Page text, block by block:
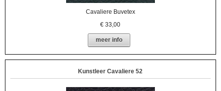
Cavaliere Buvetex
€33,00
meer info
Kunstleer Cavaliere 52